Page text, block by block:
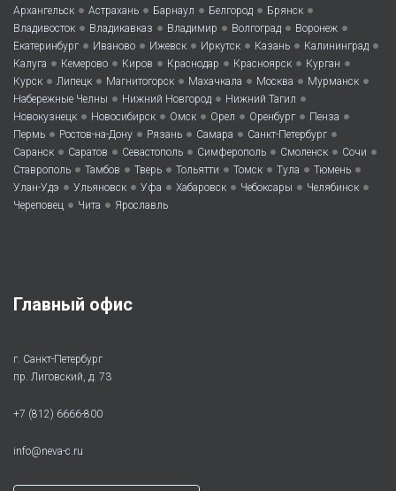
Архангельск • Астрахань • Барнаул • Белгород • Брянск •
Владивосток • Владикавказ • Владимир • Волгоград • Воронеж •
Екатеринбург • Иваново • Ижевск • Иркутск • Казань • Калининград •
Калуга • Кемерово • Киров • Краснодар • Красноярск • Курган •
Курск • Липецк • Магнитогорск • Махачкала • Москва • Мурманск •
Набережные Челны • Нижний Новгород • Нижний Тагил •
Новокузнецк • Новосибирск • Омск • Орел • Оренбург • Пенза •
Пермь • Ростов-на-Дону • Рязань • Самара • Санкт-Петербург •
Саранск • Саратов • Севастополь • Симферополь • Смоленск • Сочи •
Ставрополь • Тамбов • Тверь • Тольятти • Томск • Тула • Тюмень •
Улан-Удэ • Ульяновск • Уфа • Хабаровск • Чебоксары • Челябинск •
Череповец • Чита • Ярославль
Главный офис
г. Санкт-Петербург
пр. Лиговский, д. 73
+7 (812) 6666-800
info@neva-c.ru